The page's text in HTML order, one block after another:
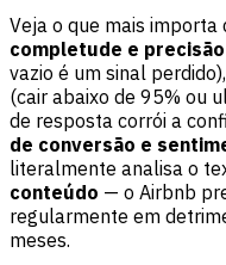
Veja o que mais
completude e
vazio é um sinal perdido),
(cair abaixo de 95% ou
de resposta corrói a
de conversão e
literalmente analisa o
conteúdo — o Airbnb
regularmente em
meses.